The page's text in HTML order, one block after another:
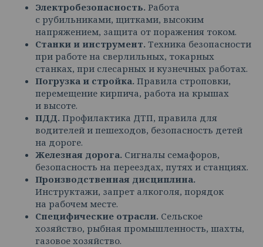
Электробезопасность. Работа
с рубильниками, щитками, высоким
напряжением, защита от поражения током.
Станки и инструмент. Техника безопасности
при работе на сверлильных, токарных
станках, при слесарных и кузнечных работах.
Погрузка и стройка. Правила строповки,
перемещение кирпича, работа на крышах
и высоте.
ПДД. Профилактика ДТП, правила для
водителей и пешеходов, безопасность детей
на дороге.
Железная дорога. Сигналы семафоров,
безопасность на переездах, путях и станциях.
Производственная дисциплина.
Инструктажи, запрет алкоголя, порядок
на рабочем месте.
Специфические отрасли. Сельское
хозяйство, рыбная промышленность, шахты,
газовое хозяйство.